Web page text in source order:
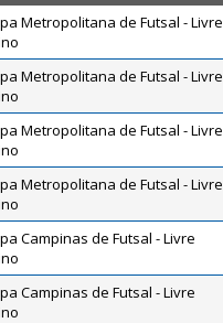
Metropolitana de Futsal - Livre
Metropolitana de Futsal - Livre
Metropolitana de Futsal - Livre
Metropolitana de Futsal - Livre
Campinas de Futsal - Livre
Campinas de Futsal - Livre